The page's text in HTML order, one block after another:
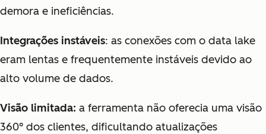
demora e ineficiências.
Integrações instáveis: as conexões com o data lake
eram lentas e frequentemente instáveis devido ao
alto volume de dados.
Visão limitada: a ferramenta não oferecia uma visão
360° dos clientes, dificultando atualizações